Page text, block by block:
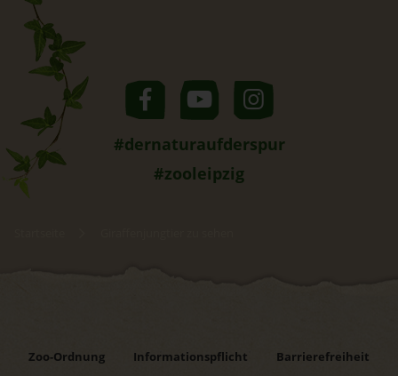
#dernaturaufderspur
#zooleipzig
Zoo-Ordnung Informationspflicht
Barrierefreiheit